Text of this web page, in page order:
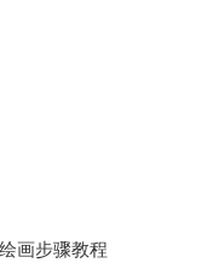
画步骤教程